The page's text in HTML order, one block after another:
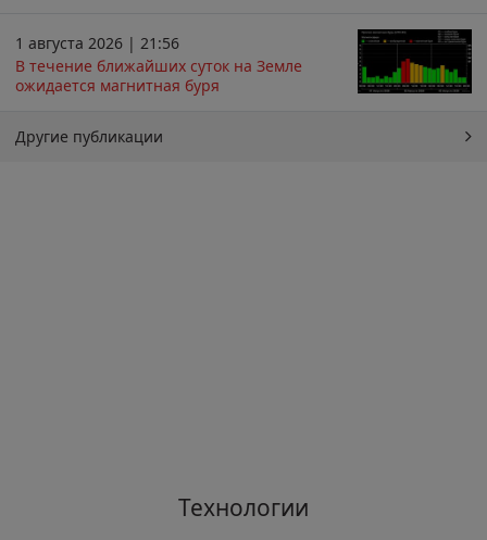
1 августа 2026 | 21:56
В течение ближайших суток на Земле
ожидается магнитная буря
Другие публикации
Технологии